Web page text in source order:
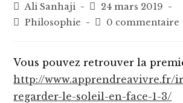
Auteur/autrice
de
Ali Sanhaji
Post
published:
24 mars 2019
PostPhilosophie
Post0 commentaire
Vous pouvez retrouver la
http://www.apprendreavivre.fr/
regarder-le-soleil-en-face-1-3/